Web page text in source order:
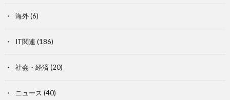
海外(6)
IT関連 (186)
社会・経済 (20)
ニュース (40)